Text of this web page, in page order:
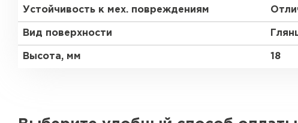
Устойчивость к мех. повреждениям
Вид поверхности
Высота, мм 18